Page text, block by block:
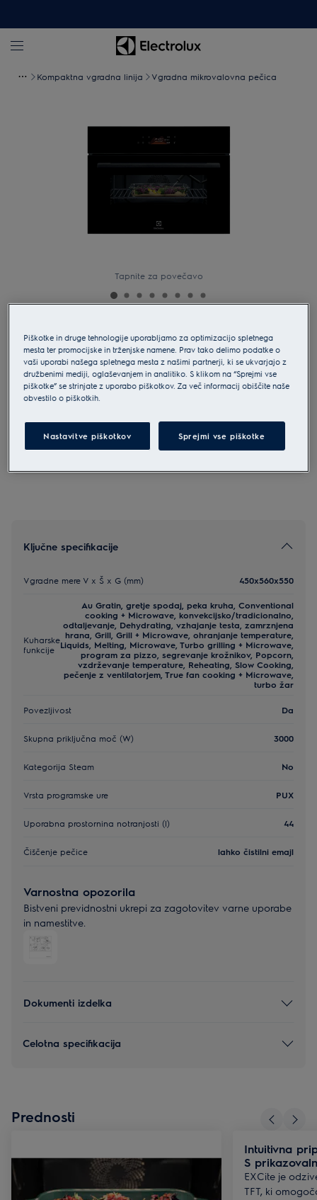
Kompaktna vgradna linija Vgradna mikrovalovna pečica
Tapnite za povečavo
LVL8E09Z
Electrolux 800 MealAssist
CombiQuick vgradna pečica
5 (86)
Varnostna navodila in varnostna opozorila v skladu z
uredbo EU 2023/988 so navedena v poglavjih 1 in 2
uporabniškega priročnika. Za varno uporabo izdelka
Ključne specifikacije
Vgradne mere V x Š x G (mm) 450x560x550
Kuharske
funkcije
Au Gratin, gretje spodaj, peka kruha, Conventional
cooking + Microwave, konvekcijsko/tradicionalno,
odtaljevanje, Dehydrating, vzhajanje testa, zamrznjena
hrana, Grill, Grill + Microwave, ohranjanje temperature,
Liquids, Melting, Microwave, Turbo grilling + Microwave,
program za pizzo, segrevanje krožnikov, Popcorn,
vzdrževanje temperature, Reheating, Slow Cooking,
pečenje z ventilatorjem, True fan cooking + Microwave,
turbo žar
Povezljivost Da
Skupna priključna moč (W) 3000
Kategorija Steam No
Vrsta programske ure PUX
Uporabna prostornina notranjosti (l) 44
Čiščenje pečice lahko čistilni emajl
Varnostna opozorila
Bistveni previdnostni ukrepi za zagotovitev varne uporabe
in namestitve.
Dokumenti izdelka
Celotna specifikacija
Prednosti
Intuitivna
S
EXCite je
TFT, ki
Piškotke in druge tehnologije uporabljamo za optimizacijo spletnega
mesta ter promocijske in trženjske namene. Prav tako delimo podatke o
vaši uporabi našega spletnega mesta z našimi partnerji, ki se ukvarjajo z
družbenimi mediji, oglaševanjem in analitiko. S klikom na “Sprejmi vse
piškotke” se strinjate z uporabo piškotkov. Za več informacij obiščite naše
obvestilo o piškotkih.
Nastavitve piškotkov Sprejmi vse piškotke